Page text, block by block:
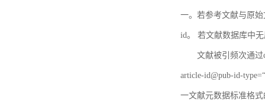
一。若参考文献与原
id。 若文献数据库中
文献被引频次通
article-id@pub-id-
一文献元数据标准格